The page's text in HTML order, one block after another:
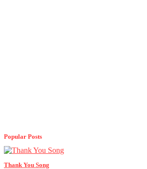
Popular Posts
Thank You Song